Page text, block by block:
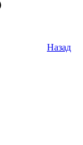
Назад